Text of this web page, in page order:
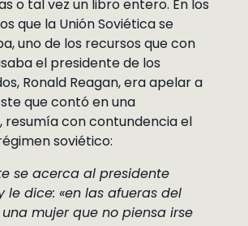
o tal vez un libro entero. En los
que la Unión Soviética se
uno de los recursos que con
el presidente de los
Ronald Reagan, era apelar a
que contó en una
resumía con contundencia el
soviético:
se acerca al presidente
le dice: «en las afueras del
mujer que no piensa irse